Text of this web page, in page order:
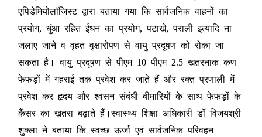
एपिडेमियोलॉजिस्ट द्वारा बताया गया कि सार्वजनिक वाहनों का
प्रयोग, धुंआ रहित ईंधन का प्रयोग, पटाखे, पराली इत्यादि ना
जलाए जाने व वृहत वृक्षारोपण से वायु प्रदूषण को रोका जा
सकता है। वायु प्रदूषण से पीएम 10 पीएम 2.5 खतरनाक कण
फेफड़ों में गहराई तक प्रवेश कर जाते हैं और रक्त प्रणाली में
प्रवेश कर हृदय और श्वसन संबंधी बीमारियों के साथ फेफड़ों के
कैंसर का खतरा बढ़ाते हैं।स्वास्थ्य शिक्षा अधिकारी डॉ विजयश्री
शुक्ला ने बताया कि स्वच्छ ऊर्जा एवं सार्वजनिक परिवहन